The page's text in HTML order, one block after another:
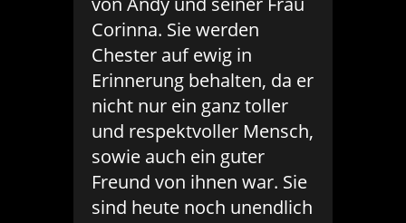
Corinna. Sie werden
Chester auf ewig in
Erinnerung behalten, da er
nicht nur ein ganz toller
und respektvoller Mensch,
sowie auch ein guter
Freund von ihnen war. Sie
sind heute noch unendlich